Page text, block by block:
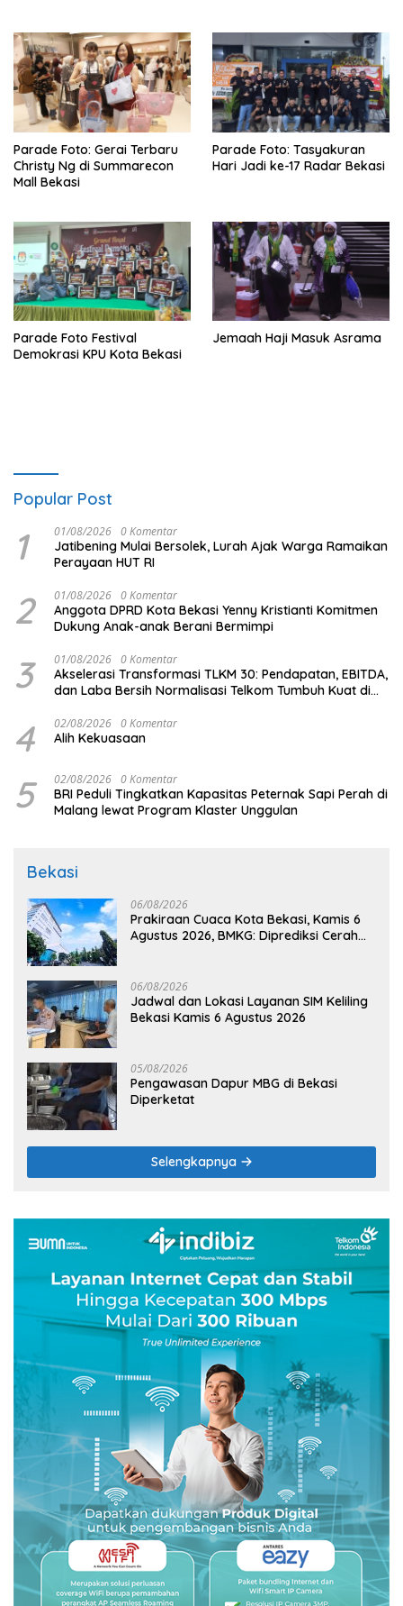
Parade Foto: Gerai Terbaru
Christy Ng di Summarecon
Mall Bekasi
Parade Foto: Tasyakuran
Hari Jadi ke-17 Radar Bekasi
Parade Foto Festival
Demokrasi KPU Kota Bekasi
Jemaah Haji Masuk Asrama
Popular Post
1 01/08/2026 0 Komentar
Jatibening Mulai Bersolek, Lurah Ajak Warga Ramaikan
Perayaan HUT RI
2 01/08/2026 0 Komentar
Anggota DPRD Kota Bekasi Yenny Kristianti Komitmen
Dukung Anak-anak Berani Bermimpi
3 01/08/2026 0 Komentar
Akselerasi Transformasi TLKM 30: Pendapatan, EBITDA,
dan Laba Bersih Normalisasi Telkom Tumbuh Kuat di
4 02/08/2026 0 Komentar
Alih Kekuasaan
5 02/08/2026 0 Komentar
BRI Peduli Tingkatkan Kapasitas Peternak Sapi Perah di
Malang lewat Program Klaster Unggulan
Bekasi
06/08/2026
Prakiraan Cuaca Kota Bekasi, Kamis 6
Agustus 2026, BMKG: Diprediksi Cerah
06/08/2026
Jadwal dan Lokasi Layanan SIM Keliling
Bekasi Kamis 6 Agustus 2026
05/08/2026
Pengawasan Dapur MBG di Bekasi
Diperketat
Selengkapnya